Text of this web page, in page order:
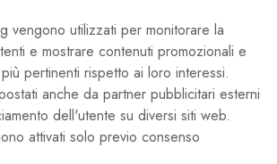
vengono utilizzati per monitorare la
e mostrare contenuti promozionali e
pertinenti rispetto ai loro interessi.
anche da partner pubblicitari esterni
dell'utente su diversi siti web.
attivati solo previo consenso